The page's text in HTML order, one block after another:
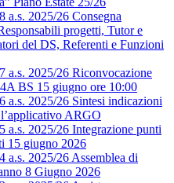
a.s. 2025/26 Consegna
progetti, Tutor e
del DS, Referenti e Funzioni
a.s. 2025/26 Riconvocazione
BS 15 giugno ore 10:00
a.s. 2025/26 Sintesi indicazioni
ARGO
a.s. 2025/26 Integrazione punti
15 giugno 2026
a.s. 2025/26 Assemblea di
8 Giugno 2026